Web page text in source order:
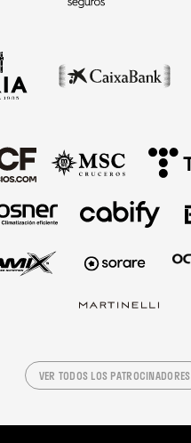
VER TODOS LOS PATROCINADORES